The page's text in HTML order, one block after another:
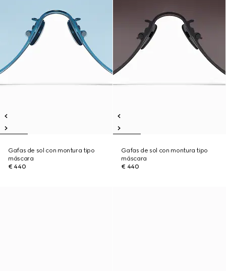
Gafas de sol con montura tipo
máscara
€ 440
Gafas de sol con montura tipo
máscara
€ 440